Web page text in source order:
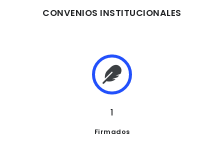
CONVENIOS INSTITUCIONALES
1
Firmados